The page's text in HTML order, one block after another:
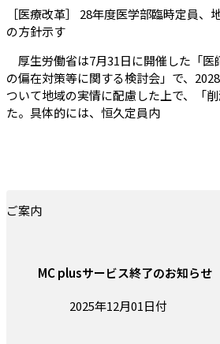
［医療改革］ 28年度医学部臨時定員、
の方針示す（会員限定記事）
厚生労働省は7月31日に開催した「医
の偏在対策等に関する検討会」で、
ついて地域の実情に配慮した上で、「
た。具体的には、恒久定員内
ご案内
MC plusサービス終了のお知らせ
投稿日:2025年12月01日付